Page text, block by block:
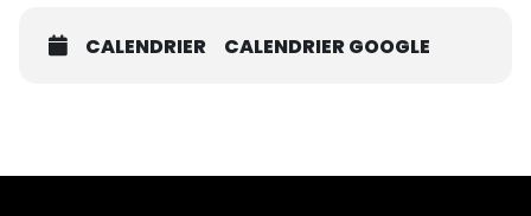
CALENDRIER CALENDRIER GOOGLE